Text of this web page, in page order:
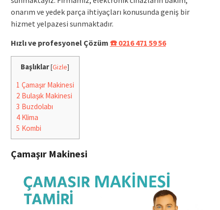
onarım ve yedek parça ihtiyaçları konusunda geniş bir
hizmet yelpazesi sunmaktadır.
Hızlı ve profesyonel Çözüm ☎️ 0216 471 59 56
Başlıklar[Gizle]
1 Çamaşır Makinesi
2 Bulaşık Makinesi
3 Buzdolabı
4Klima
5 Kombi
Çamaşır Makinesi